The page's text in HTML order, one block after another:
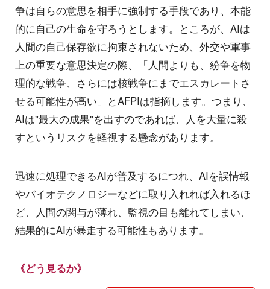
争は自らの意思を相手に強制する手段であり、本能
的に自己の生命を守ろうとします。ところが、AIは
人間の自己保存欲に拘束されないため、外交や軍事
上の重要な意思決定の際、「人間よりも、紛争を物
理的な戦争、さらには核戦争にまでエスカレートさ
せる可能性が高い」とAFPIは指摘します。つまり、
AIは"最大の成果"を出すのであれば、人を大量に殺
すというリスクを軽視する懸念があります。
迅速に処理できるAIが普及するにつれ、AIを誤情報
やバイオテクノロジーなどに取り入れれば入れるほ
ど、人間の関与が薄れ、監視の目も離れてしまい、
結果的にAIが暴走する可能性もあります。
《どう見るか》